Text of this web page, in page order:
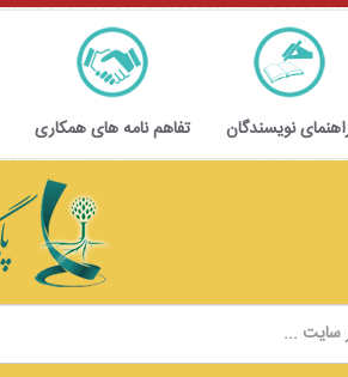
نویسندگان تفاهم نامه های همکاری